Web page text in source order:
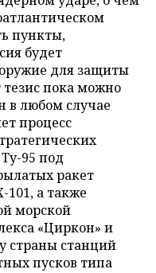
пункты,
будет
для защиты
тезис пока можно
в любом случае
процесс
95 под
ракет
101, а также
морской
«Циркон» и
страны станций
пусков типа